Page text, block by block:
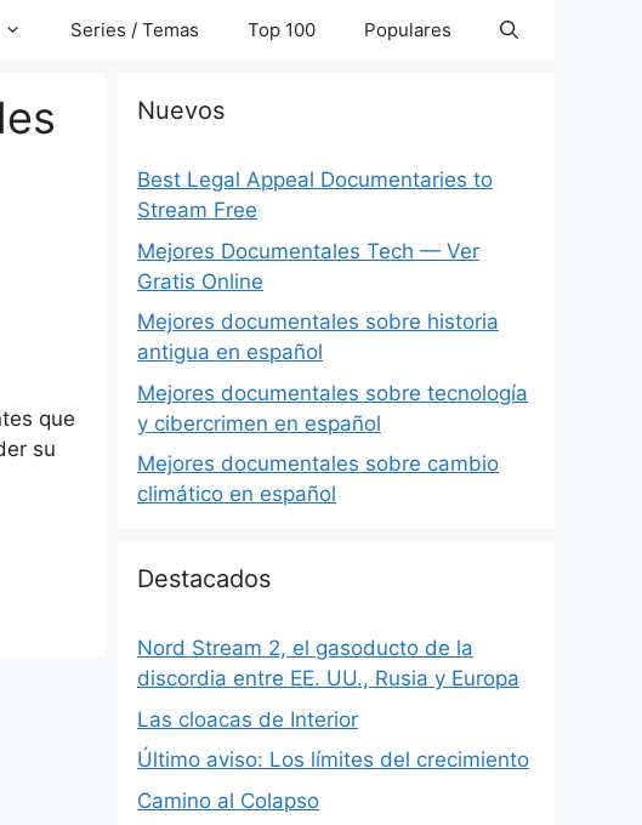
Series / Temas Top 100 Populares
que
su
Nuevos
Best Legal Appeal Documentaries to
Stream Free
Mejores Documentales Tech — Ver
Gratis Online
Mejores documentales sobre historia
antigua en español
Mejores documentales sobre tecnología
y cibercrimen en español
Mejores documentales sobre cambio
climático en español
Destacados
Nord Stream 2, el gasoducto de la
discordia entre EE. UU., Rusia y Europa
Las cloacas de Interior
Último aviso: Los límites del crecimiento
Camino al Colapso